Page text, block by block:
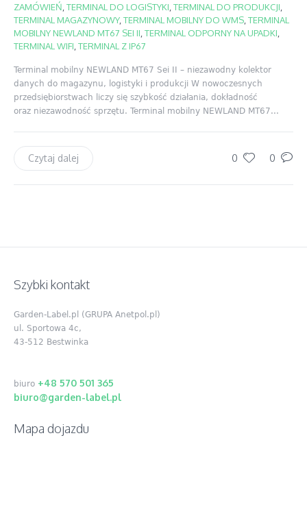
ZAMÓWIEŃ TERMINAL DO LOGISTYKI TERMINAL DO PRODUKCJI
TERMINAL MAGAZYNOWY, TERMINAL MOBILNY DO WMS TERMINAL
MOBILNY NEWLAND MT67 SEI II TERMINAL ODPORNY NA UPADKI
TERMINAL WIFI TERMINAL Z IP67
Terminal mobilny NEWLAND MT67 Sei II – niezawodny kolektor
danych do magazynu, logistyki i produkcji W nowoczesnych
przedsiębiorstwach liczy się szybkość działania, dokładność
oraz niezawodność sprzętu. Terminal mobilny NEWLAND MT67...
0 0
Czytaj dalej
Szybki kontakt
Garden-Label.pl (GRUPA Anetpol.pl)
ul. Sportowa 4c,
43-512 Bestwinka
biuro +48 570 501 365
biuro@garden-label.pl
Mapa dojazdu